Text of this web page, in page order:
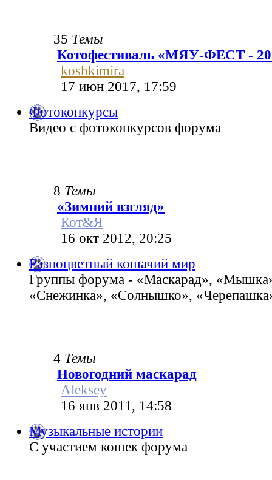
35 Темы
Котофестиваль «МЯУ-ФЕСТ -
koshkimira
17 июн 2017, 17:59
Фотоконкурсы
Видео с фотоконкурсов форума
8 Темы
«Зимний взгляд»
Кот&Я
16 окт 2012, 20:25
Разноцветный кошачий мир
Группы форума - «Маскарад»,
«Снежинка», «Солнышко»,
4 Темы
Новогодний маскарад
Aleksey
16 янв 2011, 14:58
Музыкальные истории
С участием кошек форума